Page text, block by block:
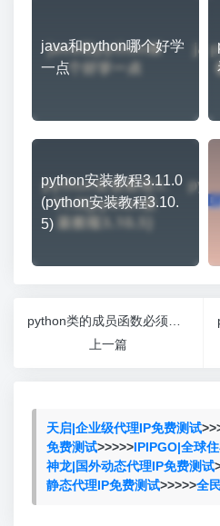
java和python哪个好学
一点
python安装教程3.11.0
(python安装教程3.10.
5)
上一篇
天启|企业级代理IP免费测试
免费测试>>>>>IPIPGO|全球
神龙|国外动态代理IP免费测试
静态代理IP免费测试>>>>>全